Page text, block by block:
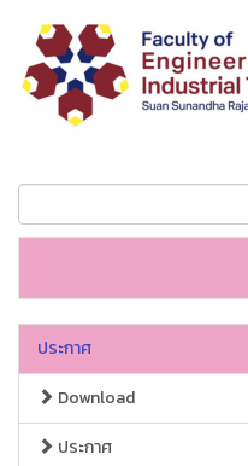
ประกาศ
Download
ประกาศ